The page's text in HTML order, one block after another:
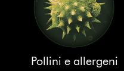
Pollini e allergeni